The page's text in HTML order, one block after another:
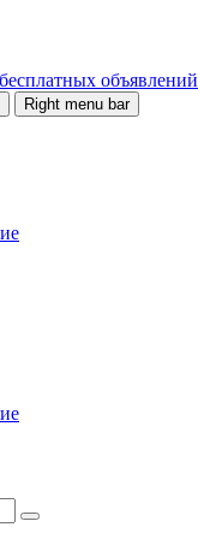
объявлений
Right menu bar